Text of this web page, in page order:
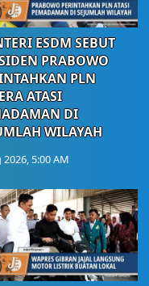
ESDM SEBUT
PRABOWO
PLN
ATASI
DI
WILAYAH
2026, 5:00 AM